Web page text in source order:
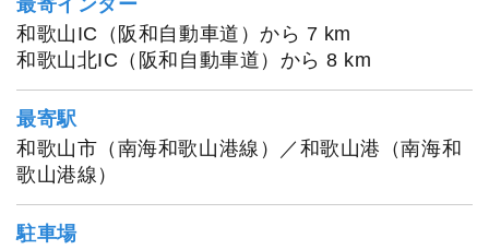
和歌山IC（阪和自動車道）から 7 km
和歌山北IC（阪和自動車道）から 8 km
最寄駅
和歌山市（南海和歌山港線）／和歌山港（南海和
歌山港線）
駐車場